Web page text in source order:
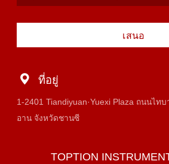
เสนอ
ที่อยู่
1-2401 Tiandiyuan·Yuexi Plaza ถนนไท
อาน จังหวัดชานซี
TOPTION